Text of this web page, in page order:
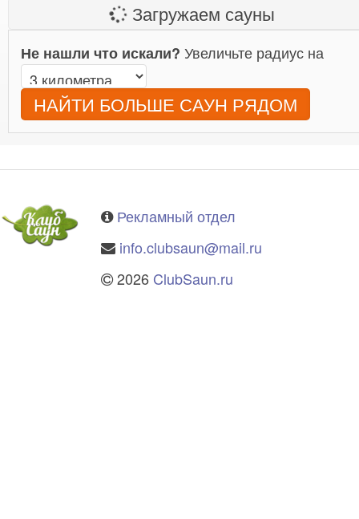
Загружаем сауны
Не нашли что искали? Увеличьте радиус на
НАЙТИ БОЛЬШЕ САУН РЯДОМ
Рекламный отдел
info.clubsaun@mail.ru
2026 ClubSaun.ru